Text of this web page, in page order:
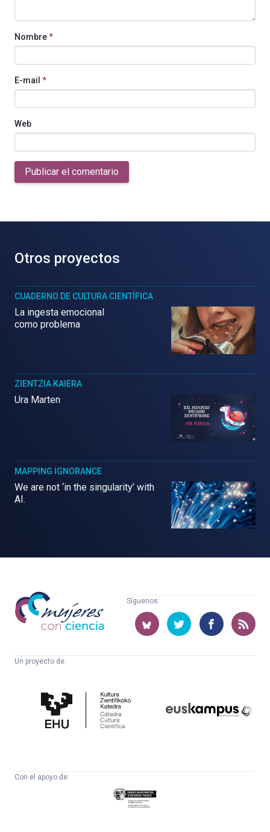
Nombre*
E-mail *
Web
Publicar el comentario
Otros proyectos
CUADERNO DE CULTURA CIENTÍFICA
La ingesta emocional
como problema
ZIENTZIA KAIERA
Ura Marten
MAPPING IGNORANCE
We are not ‘in the singularity’ with
AI.
Mujeres
con
ciencia
Síguenos:
Un proyecto de:
Cultura
Científica
Con el apoyo de:
Eusko
Jaurlaritza